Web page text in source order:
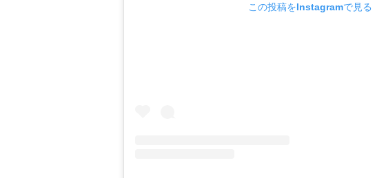
この投稿をInstagramで見る